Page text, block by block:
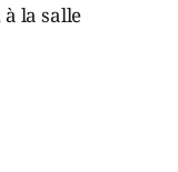
la salle